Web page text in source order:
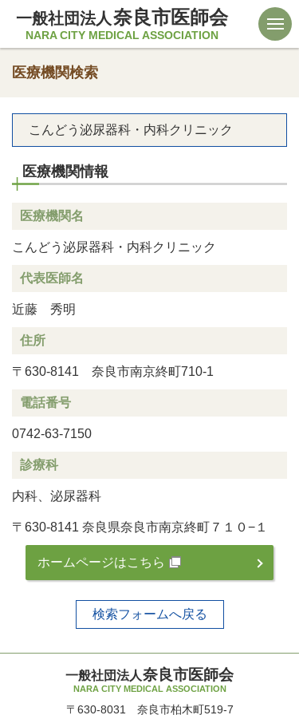
一般社団法人 奈良市医師会
NARA CITY MEDICAL ASSOCIATION
医療機関検索
こんどう泌尿器科・内科クリニック
医療機関情報
医療機関名
こんどう泌尿器科・内科クリニック
代表医師名
近藤 秀明
住所
〒630-8141 奈良市南京終町710-1
電話番号
0742-63-7150
診療科
内科、泌尿器科
〒630-8141 奈良県奈良市南京終町７１０−１
ホームページはこちら
検索フォームへ戻る
一般社団法人 奈良市医師会
NARA CITY MEDICAL ASSOCIATION
〒630-8031 奈良市柏木町519-7